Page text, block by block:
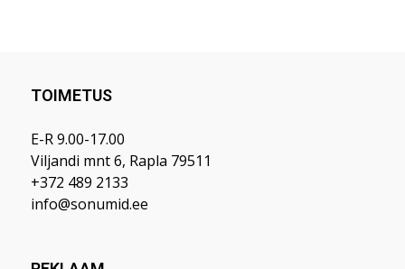
TOIMETUS
E-R 9.00-17.00
Viljandi mnt 6, Rapla 79511
+372 489 2133
info@sonumid.ee